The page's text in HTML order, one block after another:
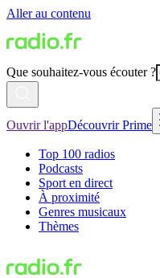
Aller au contenu
Que souhaitez-vous écouter ?
Ouvrir l'appDécouvrir Prime
Top 100 radios
Podcasts
Sport en direct
À proximité
Genres musicaux
Thèmes